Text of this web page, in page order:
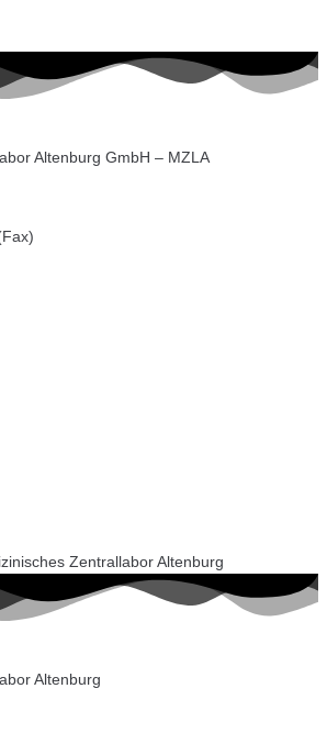
Altenburg GmbH – MZLA
Zentrallabor Altenburg
Altenburg